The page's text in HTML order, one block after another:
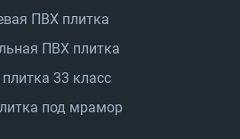
ПВХ плитка
ПВХ плитка
33 класс
под мрамор